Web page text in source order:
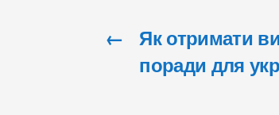
←
Як отримати
поради для